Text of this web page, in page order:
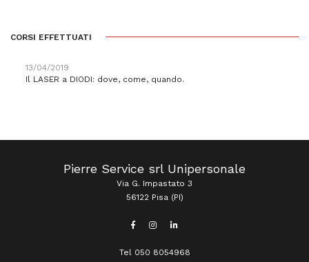
CORSI EFFETTUATI
13/04/2019
Il LASER a DIODI: dove, come, quando.
Pierre Service srl Unipersonale
Via G. Impastato 3
56122 Pisa (PI)
Tel 050 8054968